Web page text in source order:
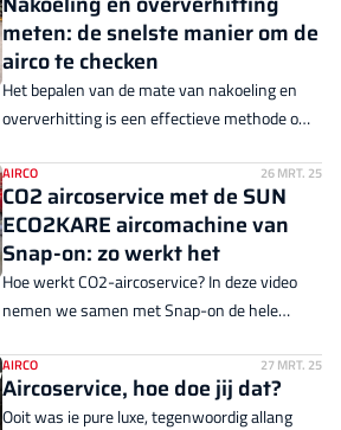
meten: de snelste manier om de
airco te checken
Het bepalen van de mate van nakoeling en
oververhitting is een effectieve methode om
motorvoertuigen te beoordelen. Het is veel
nauwkeuriger dan de snelle test met een
digitale thermometer. Hoe werkt het?
AIRCO 26 MRT. 25
CO2 aircoservice met de SUN
ECO2KARE aircomachine van
Snap-on: zo werkt het
Hoe werkt CO2-aircoservice? In deze video
nemen we samen met Snap-on de hele
AIRCO 27 MRT. 25
Aircoservice, hoe doe jij dat?
Ooit was ie pure luxe, tegenwoordig allang